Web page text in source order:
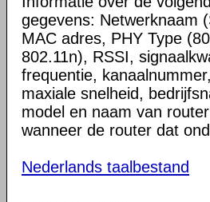
gegevens: Netwerknaam
MAC adres, PHY Type
802.11n), RSSI,
frequentie, kanaalnummer,
maxiale snelheid,
model en naam van
wanneer de router dat
Nederlands taalbestand